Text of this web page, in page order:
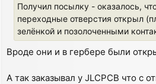
Получил посылку - оказалось,
переходные отверстия открыл
зелёнкой и позолоченными
Вроде они и в гербере были
А так заказывал у JLCPCB что с